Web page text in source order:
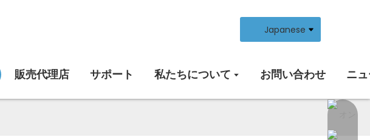
Japanese
販売代理店 サポート 私たちについて お問い合わせ ニ